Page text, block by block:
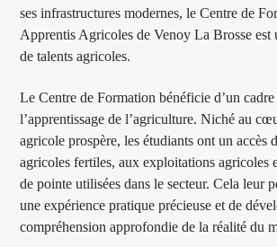
ses infrastructures modernes, le Centre de
Apprentis Agricoles de Venoy La Brosse
de talents agricoles.
Le Centre de Formation bénéficie d’un
l’apprentissage de l’agriculture. Niché au
agricole prospère, les étudiants ont un accès
agricoles fertiles, aux exploitations agricoles
de pointe utilisées dans le secteur. Cela leur
une expérience pratique précieuse et de
compréhension approfondie de la réalité du